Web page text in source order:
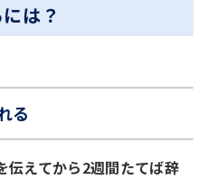
は？
る
伝えてから2週間たてば辞